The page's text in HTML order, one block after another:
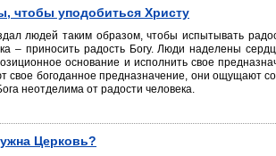
чтобы уподобиться Христу
людей таким образом, чтобы испытывать
– приносить радость Богу. Люди наделены
основание и исполнить свое
свое богоданное предназначение, они ощущают
неотделима от радости человека.
Церковь?